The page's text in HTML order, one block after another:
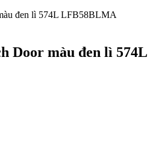
Door màu đen lì 574L